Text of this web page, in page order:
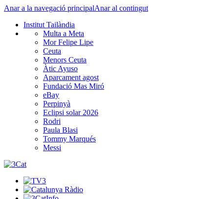
Anar a la navegació principalAnar al contingut
Institut Tailàndia
Multa a Meta
Mor Felipe Lipe
Ceuta
Menors Ceuta
Àtic Ayuso
Aparcament agost
Fundació Mas Miró
eBay
Perpinyà
Eclipsi solar 2026
Rodri
Paula Blasi
Tommy Marqués
Messi